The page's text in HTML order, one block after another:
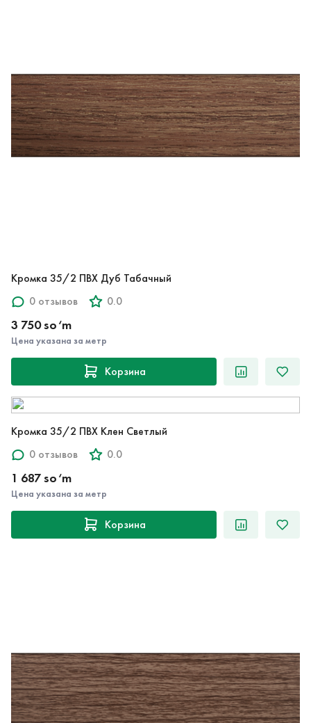
Кромка 35/2 ПВХ Дуб Табачный
0 отзывов
0.0
3 750 so‘m
Цена указана за метр
Корзина
Кромка 35/2 ПВХ Клен Светлый
0 отзывов
0.0
1 687 so‘m
Цена указана за метр
Корзина